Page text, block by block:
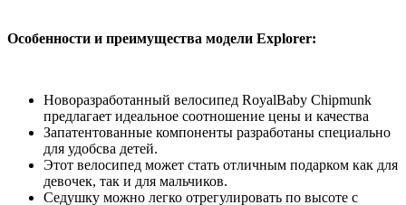
Особенности и преимущества модели Explorer:
Новоразработанный велосипед RoyalBaby Chipmunk
предлагает идеальное соотношение цены и качества
Запатентованные компоненты разработаны специально
для удобсва детей.
Этот велосипед может стать отличным подарком как для
девочек, так и для мальчиков.
Седушку можно легко отрегулировать по высоте с